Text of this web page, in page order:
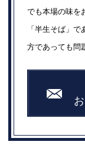
でも本場の味を
「半生そば」
方であっても問